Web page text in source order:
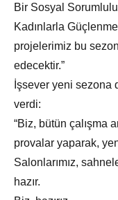
Bir Sosyal
Kadınlarla
projelerimiz bu
edecektir.”
İşsever yeni sezona
verdi:
“Biz, bütün çalışma
provalar yaparak,
Salonlarımız,
hazır.